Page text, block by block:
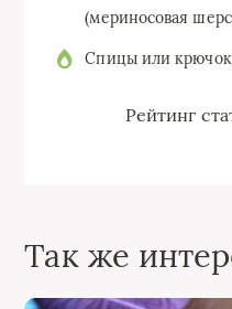
(мериносовая
Спицы или крючок
Рейтинг
Так же